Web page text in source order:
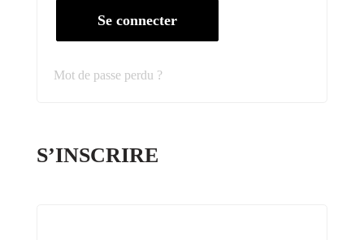
Se connecter
Mot de passe perdu ?
S’INSCRIRE